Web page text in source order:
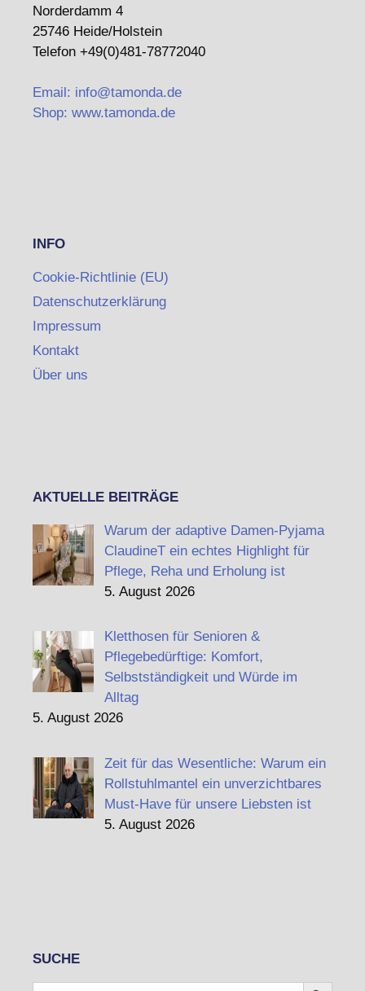
Norderdamm 4
25746 Heide/Holstein
Telefon +49(0)481-78772040
Email: info@tamonda.de
Shop: www.tamonda.de
INFO
Cookie-Richtlinie (EU)
Datenschutzerklärung
Impressum
Kontakt
Über uns
AKTUELLE BEITRÄGE
Warum der adaptive Damen-Pyjama
ClaudineT ein echtes Highlight für
Pflege, Reha und Erholung ist
5. August 2026
Kletthosen für Senioren &
Pflegebedürftige: Komfort,
Selbstständigkeit und Würde im
Alltag
5. August 2026
Zeit für das Wesentliche: Warum ein
Rollstuhlmantel ein unverzichtbares
Must-Have für unsere Liebsten ist
5. August 2026
SUCHE
Search Button